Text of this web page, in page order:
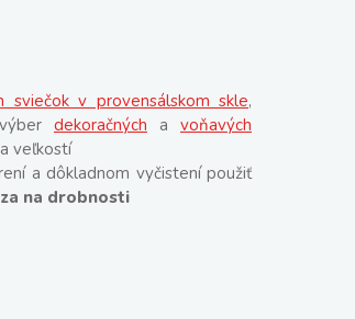
sviečok v provensálskom skle,
dekoračných a voňavých
veľkostí
a dôkladnom vyčistení použiť
na drobnosti